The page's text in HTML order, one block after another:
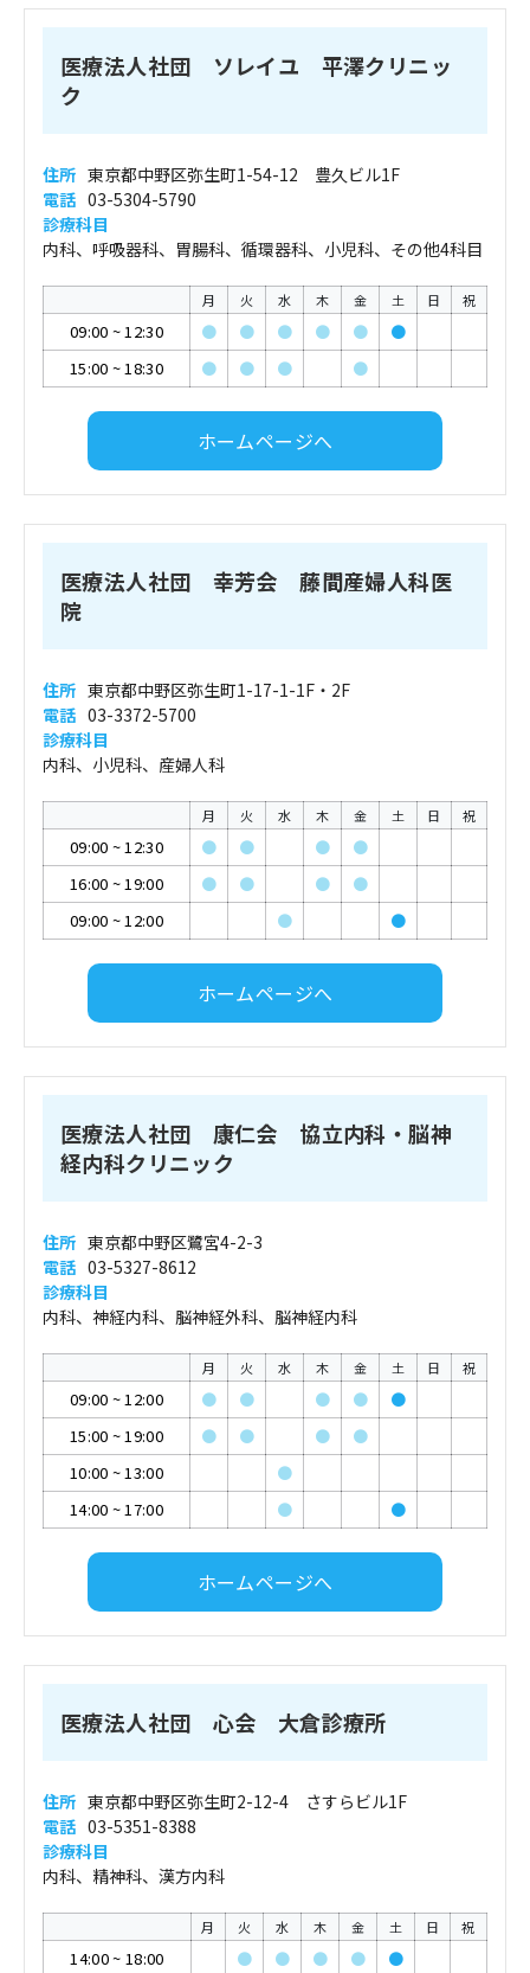
医療法人社団 ソレイユ 平澤クリニッ
ク
住所 東京都中野区弥生町1-54-12 豊久ビル1F
電話 03-5304-5790
診療科目
内科、呼吸器科、胃腸科、循環器科、小児科、その他4科目
月 火 水 木 金 土 日 祝
09:00 ~12:30 ● ● ● ● ●
●
15:00 ~18:30 ● ● ● ●
ホームページへ
医療法人社団 幸芳会 藤間産婦人科医
院
住所 東京都中野区弥生町1-17-1-1F・2F
電話 03-3372-5700
診療科目
内科、小児科、産婦人科
月 火 水 木 金 土 日 祝
09:00 ~12:30 ● ● ●
●
16:00 ~19:00 ● ● ●
●
09:00 ~12:00 ● ●
ホームページへ
医療法人社団 康仁会 協立内科・脳神
経内科クリニック
住所 東京都中野区鷺宮4-2-3
電話 03-5327-8612
診療科目
内科、神経内科、脳神経外科、脳神経内科
月 火 水 木 金 土 日 祝
09:00 ~12:00 ● ● ● ●
●
15:00 ~19:00 ● ● ●
●
10:00 ~13:00
●
14:00 ~17:00 ● ●
ホームページへ
医療法人社団 心会 大倉診療所
住所 東京都中野区弥生町2-12-4 さすらビル1F
電話 03-5351-8388
診療科目
内科、精神科、漢方内科
月 火 水 木 金 土 日 祝
14:00~ 18:00 ● ● ● ● ●